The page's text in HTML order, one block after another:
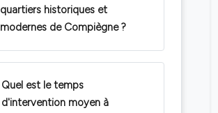
quartiers historiques et
modernes de Compiègne ?
Quel est le temps
d'intervention moyen à